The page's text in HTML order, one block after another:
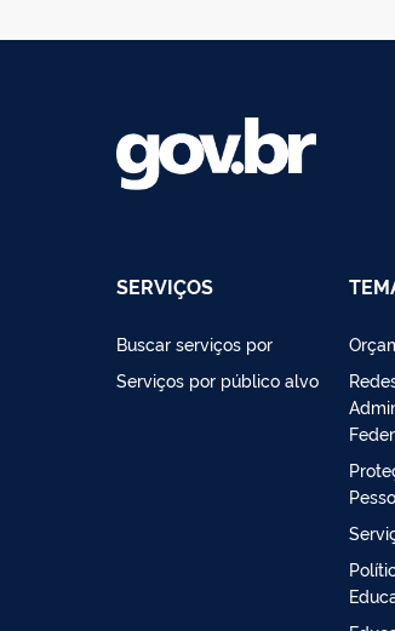
SERVIÇOS
Buscar serviços por
Serviços por público alvo